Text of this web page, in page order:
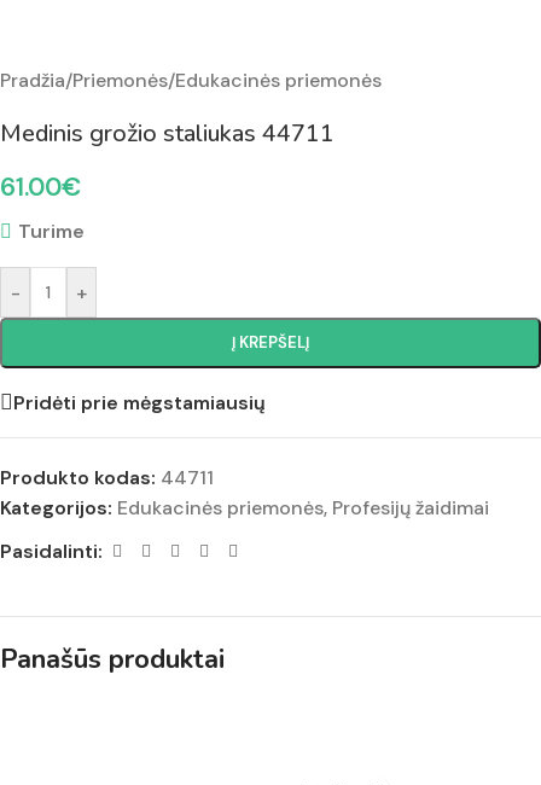
Pradžia/Priemonės/Edukacinės priemonės
Medinis grožio staliukas 44711
61.00€
Turime
- +
Į KREPŠELĮ
Pridėti prie mėgstamiausių
Produkto kodas: 44711
Kategorijos: Edukacinės priemonės, Profesijų žaidimai
Pasidalinti:
Panašūs produktai